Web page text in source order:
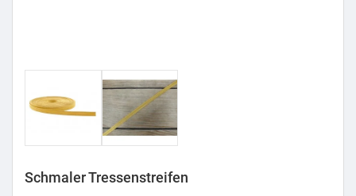
Schmaler Tressenstreifen